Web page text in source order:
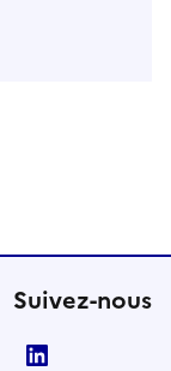
Suivez-nous